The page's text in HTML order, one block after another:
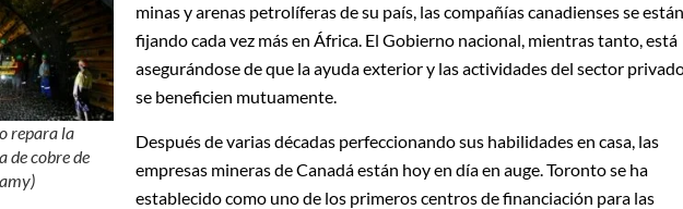
repara la
de cobre de
minas y arenas petrolíferas de su país, las compañías canadienses se están
fijando cada vez más en África. El Gobierno nacional, mientras tanto, está
asegurándose de que la ayuda exterior y las actividades del sector
se beneficien mutuamente.
Después de varias décadas perfeccionando sus habilidades en casa, las
empresas mineras de Canadá están hoy en día en auge. Toronto se ha
establecido como uno de los primeros centros de financiación para las